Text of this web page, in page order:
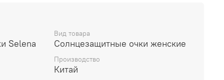
Selena
Вид товара
Солнцезащитные очки женские
Производство
Китай